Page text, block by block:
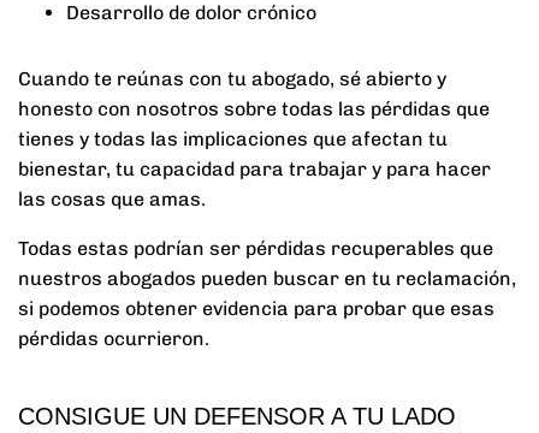
Desarrollo de dolor crónico
Cuando te reúnas con tu abogado, sé abierto y
honesto con nosotros sobre todas las pérdidas que
tienes y todas las implicaciones que afectan tu
bienestar, tu capacidad para trabajar y para hacer
las cosas que amas.
Todas estas podrían ser pérdidas recuperables que
nuestros abogados pueden buscar en tu reclamación,
si podemos obtener evidencia para probar que esas
pérdidas ocurrieron.
CONSIGUE UN DEFENSOR A TU LADO